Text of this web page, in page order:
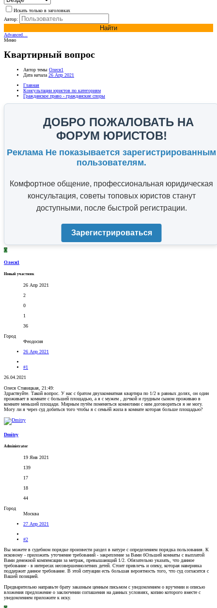
Искать только в заголовках
Автор:
Найти
Advanced…
Меню
Квартирный вопрос
Автор темы Олеся1
Дата начала 26 Апр 2021
Главная
Консультации юристов по категориям
Гражданское право - гражданские споры
ДОБРО ПОЖАЛОВАТЬ НА
ФОРУМ ЮРИСТОВ!
Реклама Не показывается зарегистрированным
пользователям.
Комфортное общение, профессиональная юридическая
консультация, советы топовых юристов станут
доступными, после быстрой регистрации.
Зарегистрироваться
О
Олеся1
Новый участник
26 Апр 2021
2
0
1
36
Город
Феодосия
26 Апр 2021
#1
26.04.2021
Олеся Ставицкая, 21:49:
Здраствуйте. Такой вопрос. У нас с братом двухкомнатная квартира по 1/2 в равных долях, он один
проживает в комнате с большей площадью, а я с мужем , дочкой и грудным сыном проживаю в
комнате меньшей площади. Мирным путём поменяться комнотами с ним договориться я не могу.
Могу ли я через суд добиться того чтобы я с семьёй жила в комнате которая больше площадью?
Dmitry
Administrator
19 Янв 2021
139
17
18
44
Город
Москва
27 Апр 2021
#2
Вы можете в судебном порядке произвести раздел в натуре с определением порядка пользования. К
исковому - приложить уточнение требований - закрепление за Вами бОльшей комнаты с выплатой
Вами денежной компенсации за метраж, превышающий 1/2. Обязательно указать, что данное
требование - в интересах несовершеннолетних детей. Стоит привлечь и опеку, которая наверняка
поддержит данное требование. В этой ситуации есть большая вероятность того, что суд согласится с
Вашей позицией.
Предварительно направьте брату заказным ценным письмом с уведомлением о вручении и описью
вложения предложение о заключении соглашения на данных условиях, копию которого вместе с
уведомлением приложите к иску.